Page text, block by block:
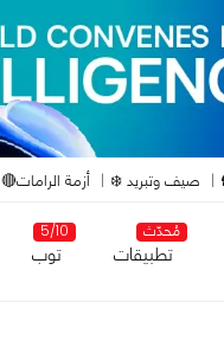
صيف وتبريد ❄️ أزمة الرامات🔴
مُحدّث
تطبيقات
5/10
توب